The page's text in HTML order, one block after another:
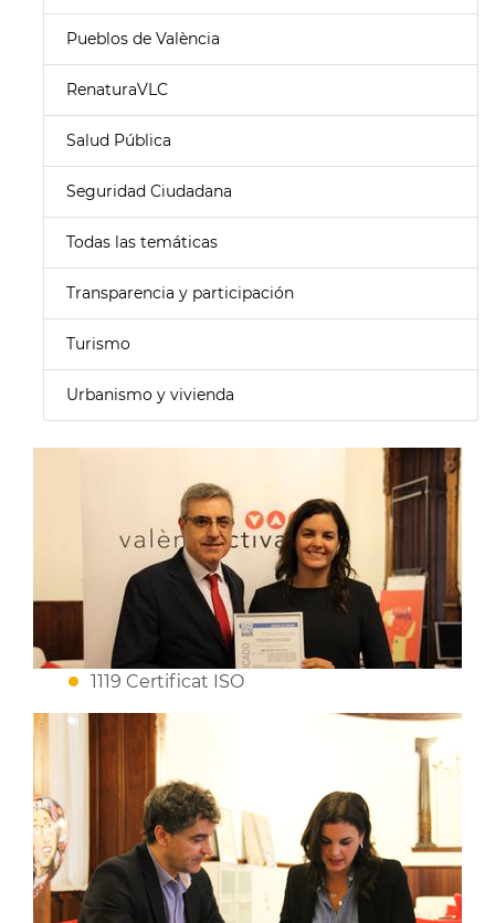
Pueblos de València
RenaturaVLC
Salud Pública
Seguridad Ciudadana
Todas las temáticas
Transparencia y participación
Turismo
Urbanismo y vivienda
1119 Certificat ISO